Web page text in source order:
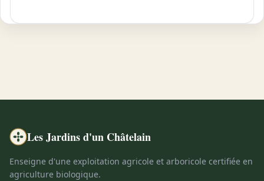
Les Jardins d'un Châtelain
Enseigne d'une exploitation agricole et arboricole certifiée en
agriculture biologique.